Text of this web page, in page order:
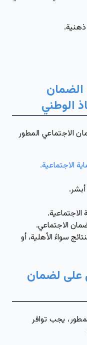
ذهنية.
الضمان
الوطني
الاجتماعي المطور
الاجتماعية.
الاجتماعية.
الاجتماعي.
سواءً الأهلية، أو
على لضمان
يجب توافر